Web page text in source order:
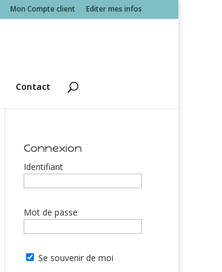
Mon Compte client Editer mes infos
Contact
Connexion
Identifiant
Mot de passe
Se souvenir de moi